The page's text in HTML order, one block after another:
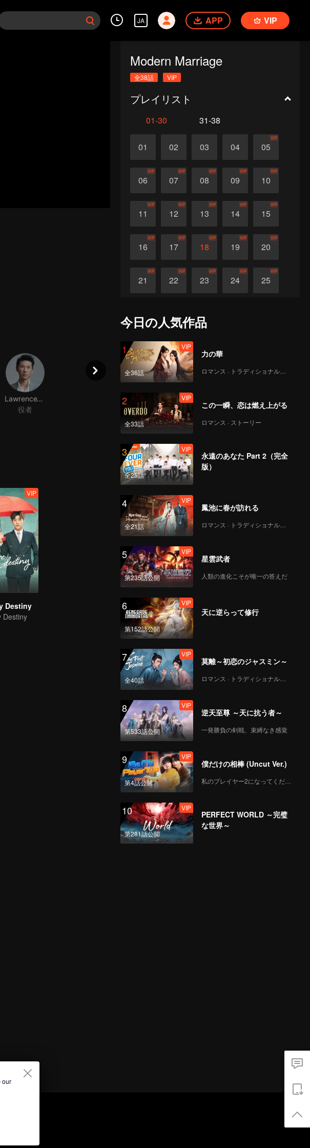
JA APP VIP
Modern Marriage
全38話 VIP
プレイリスト
01-30 31-38
01 02 03 04 05
VIP
06
VIP
07
VIP
08
VIP
09
VIP
10
VIP
11
VIP
12
VIP
13
VIP
14
VIP
15
VIP
16
VIP
17
VIP
18
VIP
19
VIP
20
VIP
21
VIP
22
VIP
23
VIP
24
VIP
25
VIP
役者
VIP
Destiny
Destiny
今日の人気作品
1
全36話
VIP
力の華
ロマンス · トラディショナル・コスチューム
2
全33話
VIP
この一瞬、恋は燃え上がる
ロマンス · ストーリー
3
全25話
VIP
永遠のあなた Part 2（完全
版）
4
全21話
VIP
鳳池に春が訪れる
ロマンス · トラディショナル・コスチューム
5
第235話公開
VIP
星雲武者
人類の進化こそが唯一の答えだ
6
第152話公開
VIP
天に逆らって修行
7
全40話
VIP
莫離～初恋のジャスミン～
ロマンス · トラディショナル・コスチューム
8
第533話公開
VIP
逆天至尊 ～天に抗う者～
一発勝負の剣戟、束縛なき感覚
9
第4話公開
VIP
僕だけの相棒 (Uncut Ver.)
私のプレイヤー2になってください
10
第281話公開
VIP
PERFECT WORLD ～完璧
な世界～
our